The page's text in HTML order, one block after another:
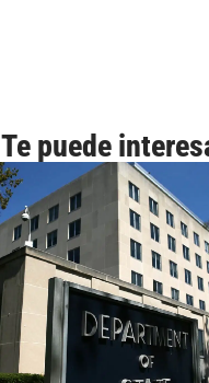
Te puede